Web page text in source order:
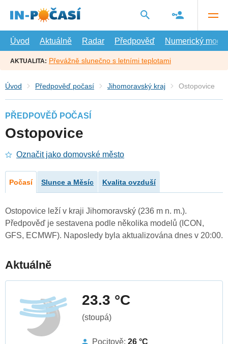
hlavní
Úvod
Aktuálně Radar Předpověď Numerický model
AKTUALITA: Převážně slunečno s letními teplotami
Úvod Předpověď počasí Jihomoravský kraj Ostopovice
PŘEDPOVĚĎ POČASÍ
Ostopovice
Označit jako domovské město
Počasí Slunce a Měsíc Kvalita ovzduší
Ostopovice leží v kraji Jihomoravský (236 m n. m.).
Předpověď je sestavena podle několika modelů (ICON,
GFS, ECMWF). Naposledy byla aktualizována dnes v 20:00.
Aktuálně
23.3 °C
(stoupá)
Pocitově: 26 °C